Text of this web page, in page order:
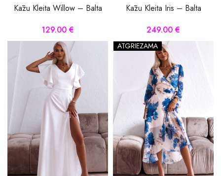
Kāzu Kleita Willow – Balta
129.00 €
Kāzu Kleita Iris – Balta
249.00 €
ATGRIEZAMA